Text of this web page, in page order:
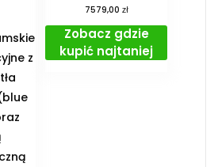
z
7579,00 zł
Zobacz gdzie
kupić najtaniej